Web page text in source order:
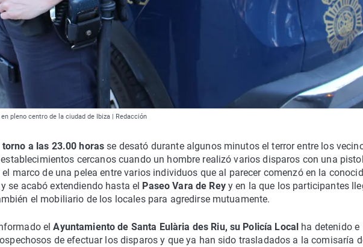
pleno centro de la ciudad de Ibiza | Redacción
torno a las 23.00 horas se desató durante algunos minutos el terror entre los
cercanos cuando un hombre realizó varios disparos con una
marco de una pelea entre varios individuos que al parecer comenzó en la
y se acabó extendiendo hasta el Paseo Vara de Reyy en la que los participantes
el mobiliario de los locales para agredirse mutuamente.
elAyuntamiento de Santa Eulària des Riu, su Policía Local ha detenido e
de efectuar los disparos y que ya han sido trasladados a la comisaría